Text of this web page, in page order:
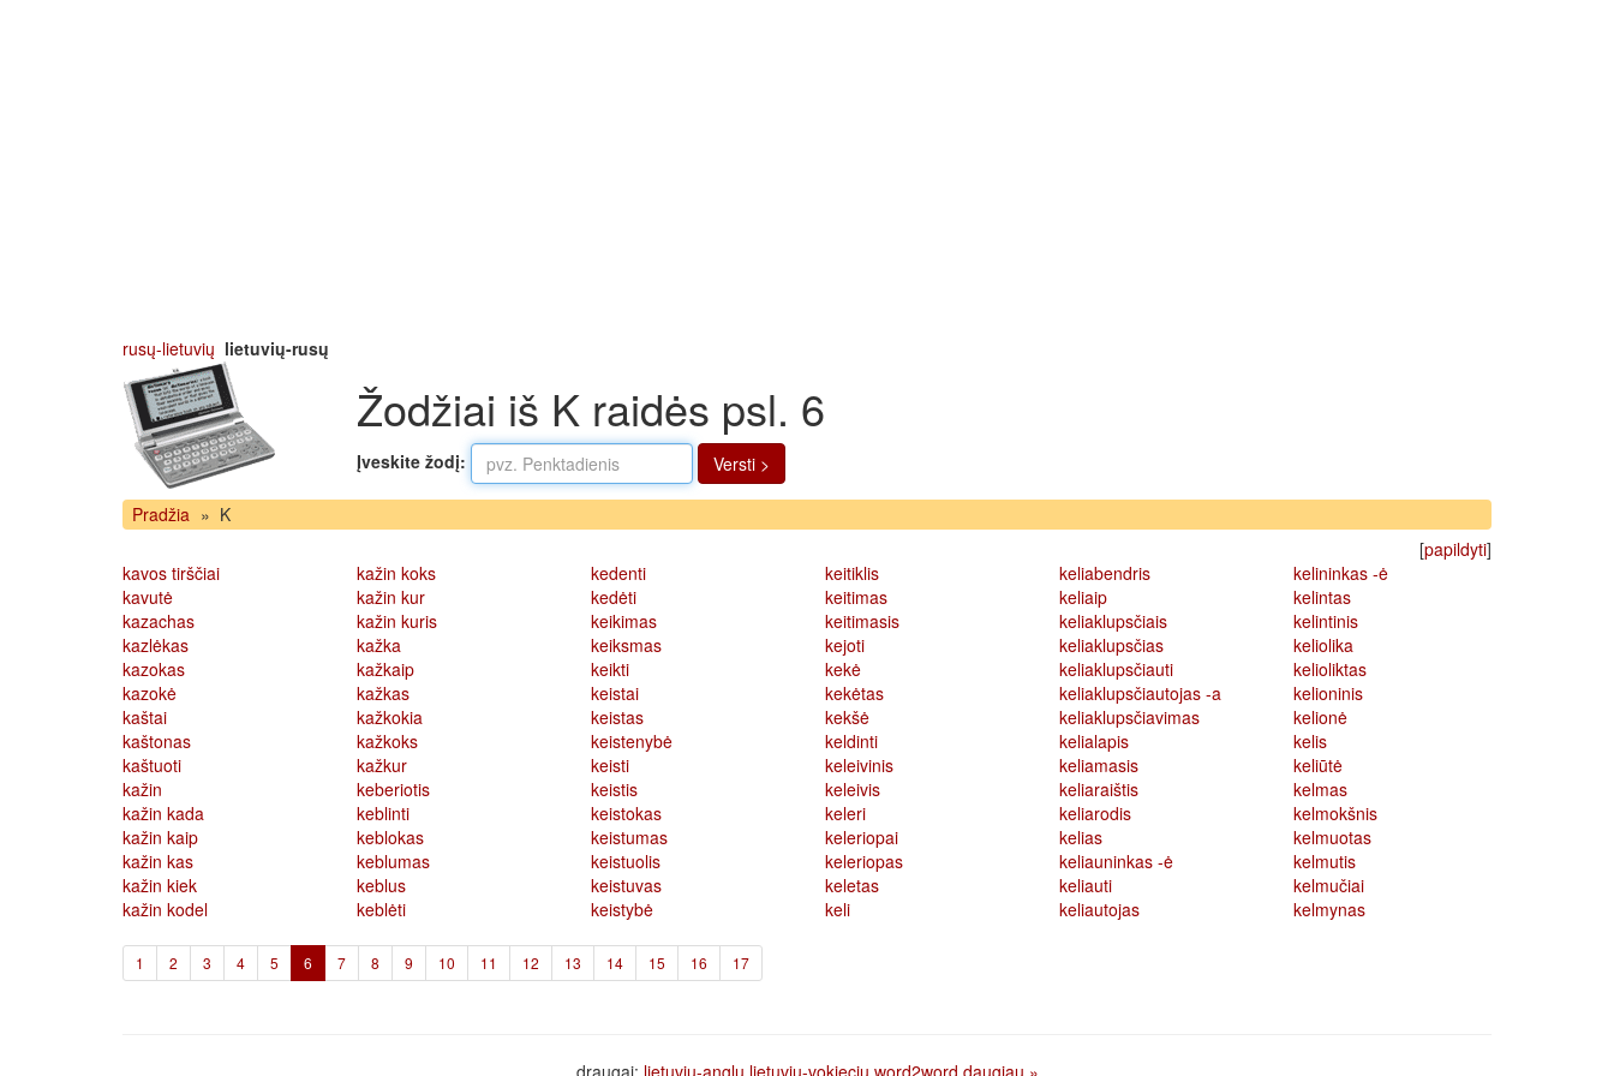
rusų-lietuvių lietuvių-rusų
Žodžiai iš K raidės psl. 6
Įveskite žodį: Versti >
Pradžia » K
[papildyti]
kavos tirščiai
kavutė
kazachas
kazlėkas
kazokas
kazokė
kaštai
kaštonas
kaštuoti
kažin
kažin kada
kažin kaip
kažin kas
kažin kiek
kažin kodel
kažin koks
kažin kur
kažin kuris
kažka
kažkaip
kažkas
kažkokia
kažkoks
kažkur
keberiotis
keblinti
keblokas
keblumas
keblus
keblėti
kedenti
kedėti
keikimas
keiksmas
keikti
keistai
keistas
keistenybė
keisti
keistis
keistokas
keistumas
keistuolis
keistuvas
keistybė
keitiklis
keitimas
keitimasis
kejoti
kekė
kekėtas
kekšė
keldinti
keleivinis
keleivis
keleri
keleriopai
keleriopas
keletas
keli
keliabendris
keliaip
keliaklupsčiais
keliaklupsčias
keliaklupsčiauti
keliaklupsčiautojas -a
keliaklupsčiavimas
kelialapis
keliamasis
keliaraištis
keliarodis
kelias
keliauninkas -ė
keliauti
keliautojas
kelininkas -ė
kelintas
kelintinis
keliolika
kelioliktas
kelioninis
kelionė
kelis
keliūtė
kelmas
kelmokšnis
kelmuotas
kelmutis
kelmučiai
kelmynas
1 2 3 4 5 6 (current)
7 8 9 10 11 12 13 14 15 16 17
draugai: lietuviu-anglu lietuviu-vokieciu word2word daugiau »